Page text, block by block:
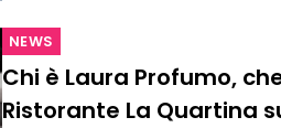
NEWS
Chi è Laura Profumo,
Ristorante La Quartina